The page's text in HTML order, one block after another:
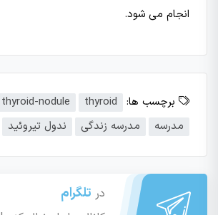
انجام می شود.
برچسب ها: thyroid
thyroid-nodule
مدرسه
مدرسه زندگی ندول تیروئید
در تلگرام